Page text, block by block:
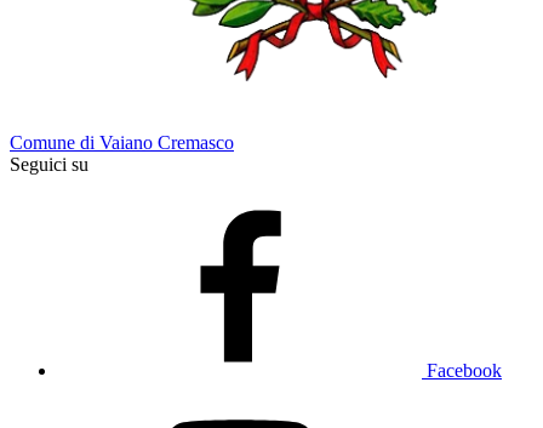
Comune di Vaiano Cremasco
Seguici su
Facebook